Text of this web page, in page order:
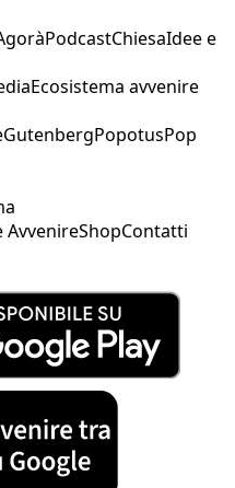
PodcastChiesaIdee e
Ecosistema avvenire
GutenbergPopotusPop
AvvenireShopContatti